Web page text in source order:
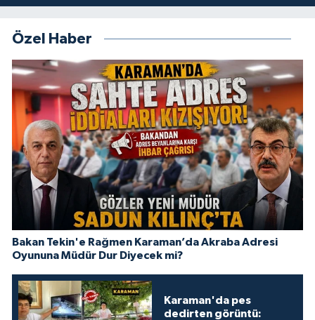
Özel Haber
Bakan Tekin'e Rağmen Karaman’da Akraba Adresi
Oyununa Müdür Dur Diyecek mi?
Karaman'da pes
dedirten görüntü: